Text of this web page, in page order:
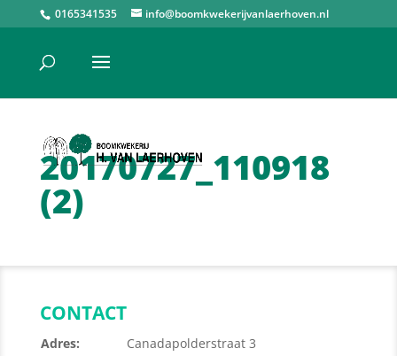
0165341535 info@boomkwekerijvanlaerhoven.nl
20170727_110918
(2)
CONTACT
Adres:
Canadapolderstraat 3